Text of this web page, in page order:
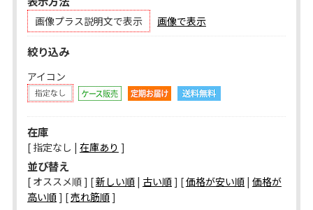
画像プラス説明文で表示 画像で表示
絞り込み
アイコン
在庫
[ 指定なし | 在庫あり ]
並び替え
[ オススメ順 ] [新しい順| 古い順] [価格が安い順| 価格が
高い順] [売れ筋順]